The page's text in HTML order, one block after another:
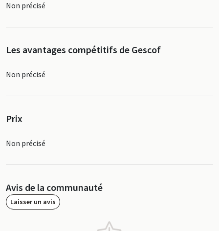
Non précisé
Les avantages compétitifs de Gescof
Non précisé
Prix
Non précisé
Avis de la communauté
Laisser un avis